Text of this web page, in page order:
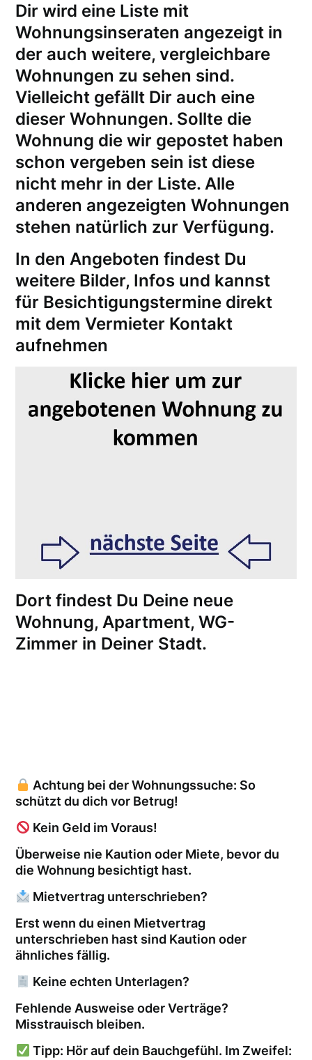
Dir wird eine Liste mit
Wohnungsinseraten angezeigt in
der auch weitere, vergleichbare
Wohnungen zu sehen sind.
Vielleicht gefällt Dir auch eine
dieser Wohnungen. Sollte die
Wohnung die wir gepostet haben
schon vergeben sein ist diese
nicht mehr in der Liste. Alle
anderen angezeigten Wohnungen
stehen natürlich zur Verfügung.
In den Angeboten findest Du
weitere Bilder, Infos und kannst
für Besichtigungstermine direkt
mit dem Vermieter Kontakt
aufnehmen
Dort findest Du Deine neue
Wohnung, Apartment, WG-
Zimmer in Deiner Stadt.
Achtung bei der Wohnungssuche: So
schützt du dich vor Betrug!
Kein Geld im Voraus!
Überweise nie Kaution oder Miete, bevor du
die Wohnung besichtigt hast.
Mietvertrag unterschrieben?
Erst wenn du einen Mietvertrag
unterschrieben hast sind Kaution oder
ähnliches fällig.
Keine echten Unterlagen?
Fehlende Ausweise oder Verträge?
Misstrauisch bleiben.
Tipp: Hör auf dein Bauchgefühl. Im Zweifel: